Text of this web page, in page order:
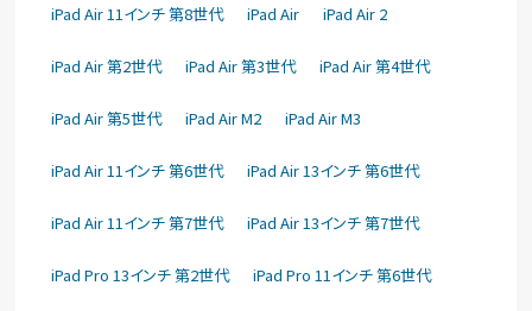
iPad Air 11インチ 第8世代 iPad Air iPad Air 2
iPad Air 第2世代 iPad Air 第3世代 iPad Air 第4世代
iPad Air 第5世代 iPad Air M2 iPad Air M3
iPad Air 11インチ 第6世代 iPad Air 13インチ 第6世代
iPad Air 11インチ 第7世代 iPad Air 13インチ 第7世代
iPad Pro 13インチ 第2世代 iPad Pro 11インチ 第6世代